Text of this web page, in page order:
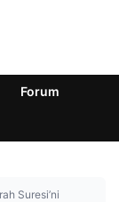
Forum
Suresi’ni